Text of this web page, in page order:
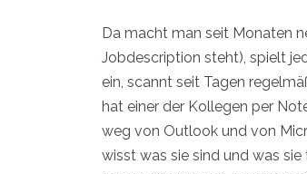
Da macht man seit Monaten
Jobdescription steht), spielt
ein, scannt seit Tagen
hat einer der Kollegen per
weg von Outlook und von
wisst was sie sind und was